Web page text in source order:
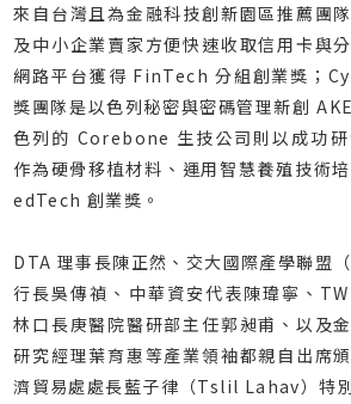
來自台灣且為金融科技創新園區推薦團
及中小企業賣家方便快速收取信用卡與
網路平台獲得 FinTech 分組創業獎；
獎團隊是以色列秘密與密碼管理新創
色列的 Corebone 生技公司則以成功
作為硬骨移植材料、運用智慧養殖技術
edTech 創業獎。
DTA 理事長陳正然、交大國際產學聯盟
行長吳傳禎、中華資安代表陳瑋寧、
林口長庚醫院醫研部主任郭昶甫、以及
研究經理葉育惠等產業領袖都親自出席
濟貿易處處長藍子律（Tslil Lahav）特